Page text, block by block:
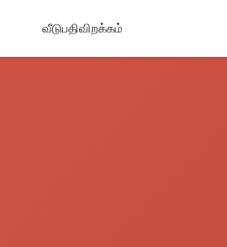
வீடுபதிவிறக்கம்